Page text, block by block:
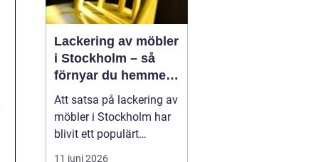
Lackering av möbler
i Stockholm – så
förnyar du hemmet
med professionell
möbellackering
Att satsa på lackering av
möbler i Stockholm har
blivit ett populärt
alternativ för den som
11 juni 2026